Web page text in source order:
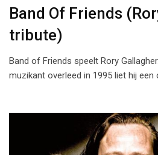
Band Of Friends
tribute)
Band of Friends speelt Rory
muzikant overleed in 1995 liet hij een